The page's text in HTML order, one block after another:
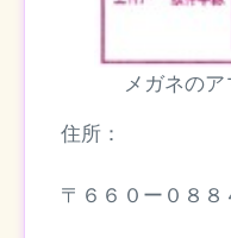
メガネの
住所：
〒６６０ー０８８